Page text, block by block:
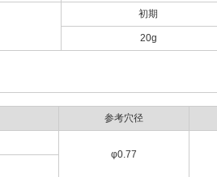
初期
20g
参考穴径
φ0.77